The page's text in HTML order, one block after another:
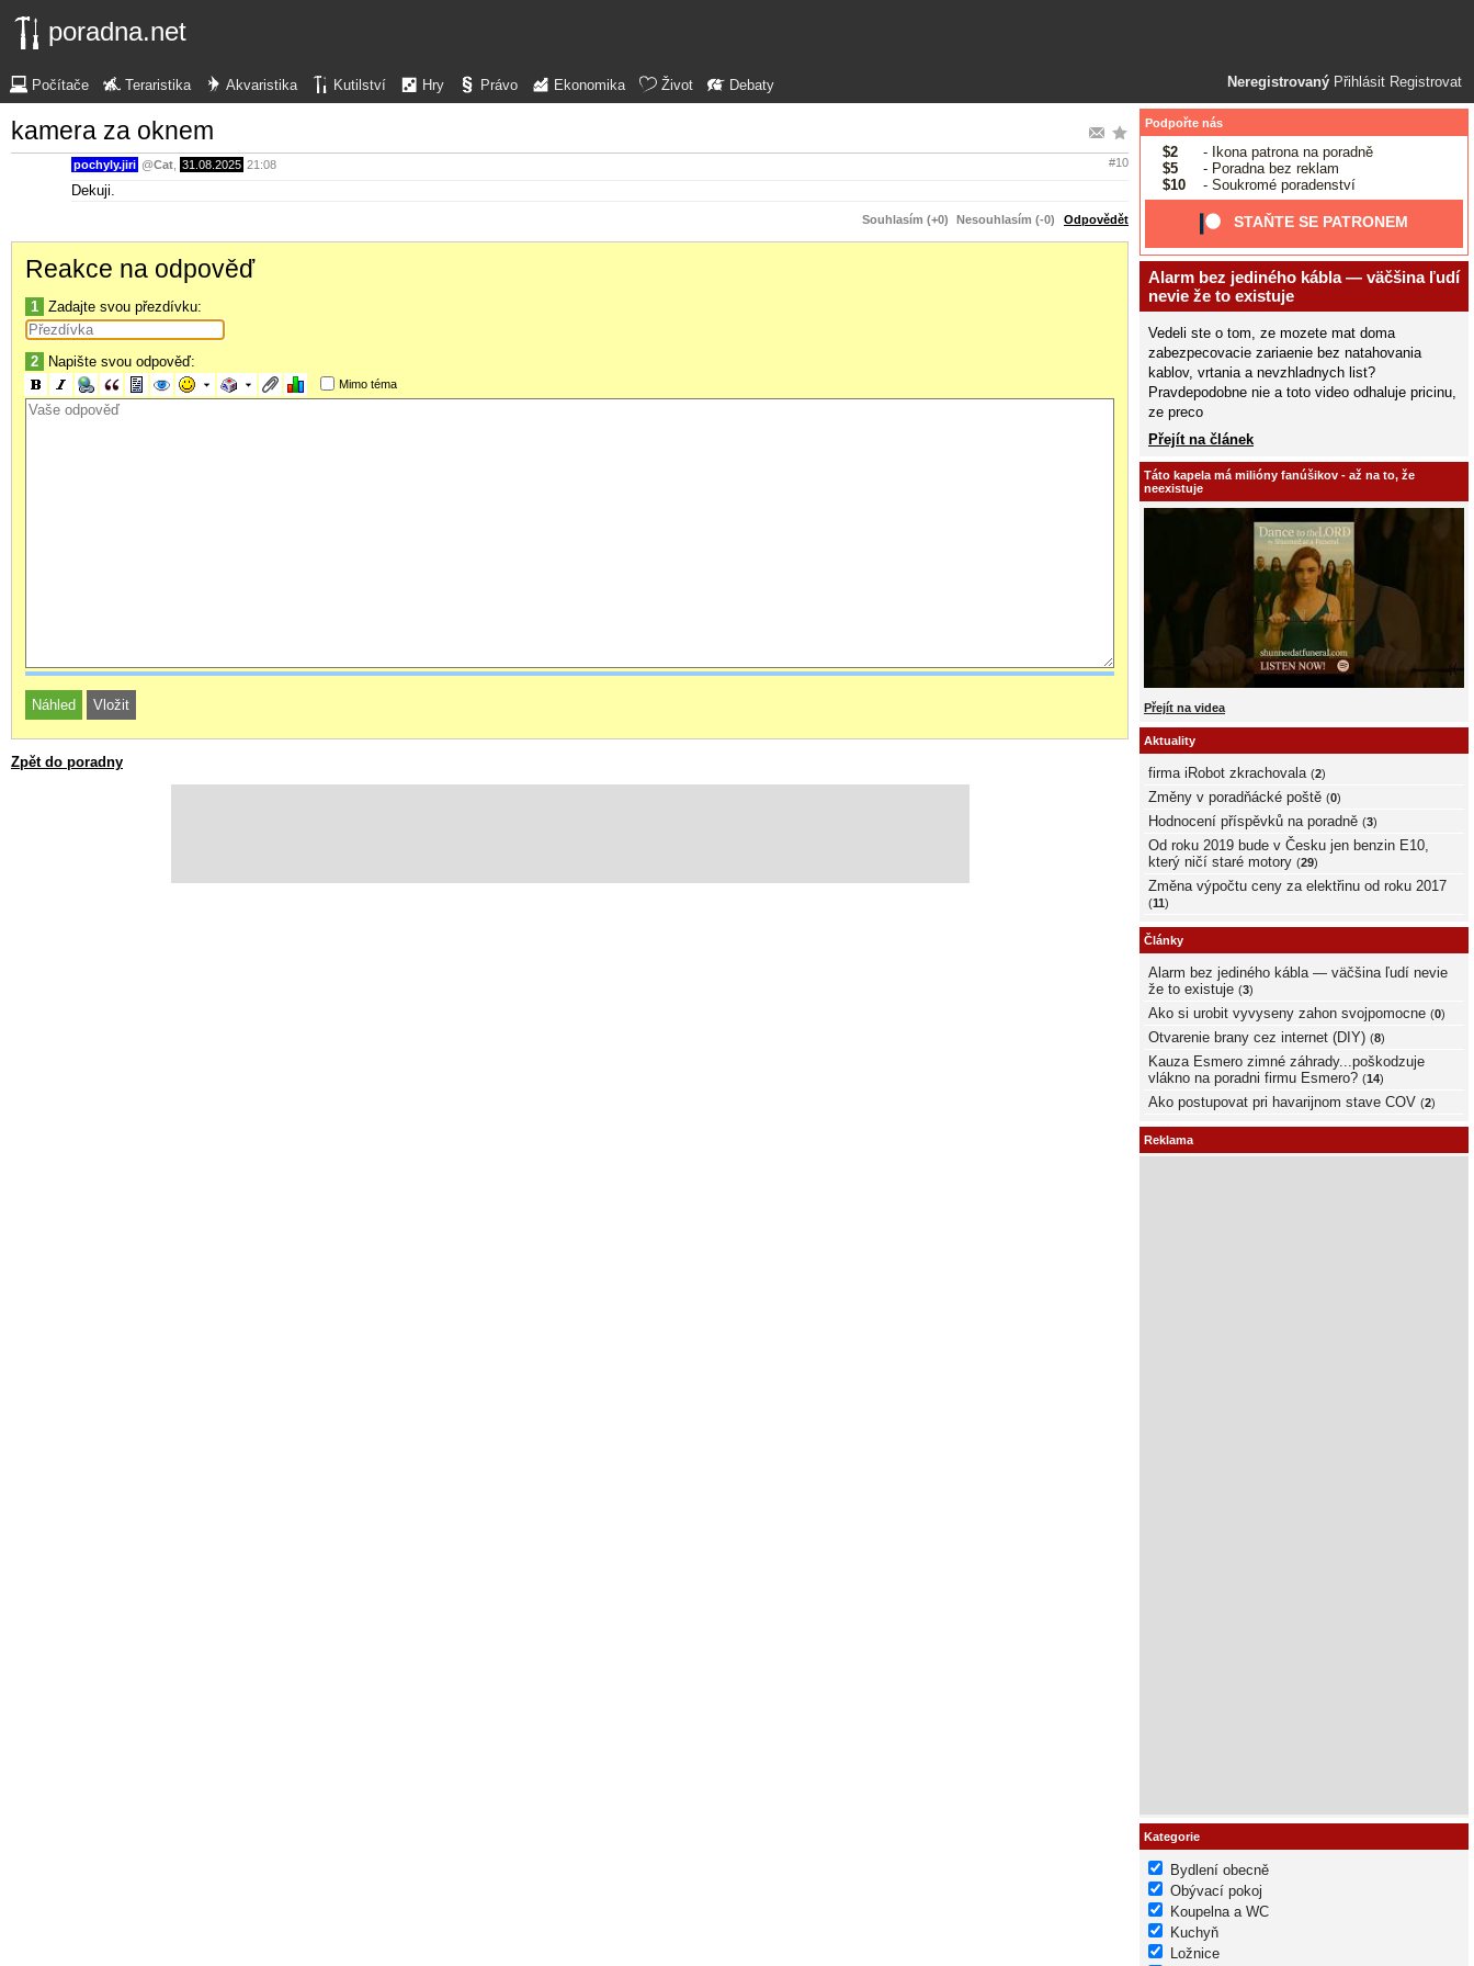
poradna.net
Neregistrovaný Přihlásit Registrovat
Počítače Teraristika Akvaristika Kutilství Hry Právo Ekonomika Život Debaty
kamera za oknem
pochyly.jiri @Cat 31.08.2025 21:08 #10
Dekuji.
Souhlasím (+0) Nesouhlasím (-0) Odpovědět
Reakce na odpověď
1 Zadajte svou přezdívku:
2 Napište svou odpověď:
Mimo téma
Zpět do poradny
Podpořte nás
$2
- Ikona patrona na poradně
$5
- Poradna bez reklam
$10
- Soukromé poradenství
STAŇTE SE PATRONEM
Alarm bez jediného kábla — väčšina ľudí
nevie že to existuje
Vedeli ste o tom, ze mozete mat doma
zabezpecovacie zariaenie bez natahovania
kablov, vrtania a nevzhladnych list?
Pravdepodobne nie a toto video odhaluje pricinu,
ze preco
Přejít na článek
Táto kapela má milióny fanúšikov - až na to, že
neexistuje
Přejít na videa
Aktuality
firma iRobot zkrachovala (2)
Změny v poradňácké poště (0)
Hodnocení příspěvků na poradně (3)
Od roku 2019 bude v Česku jen benzin E10,
který ničí staré motory (29)
Změna výpočtu ceny za elektřinu od roku 2017
(11)
Články
Alarm bez jediného kábla — väčšina ľudí nevie
že to existuje (3)
Ako si urobit vyvyseny zahon svojpomocne (0)
Otvarenie brany cez internet (DIY) (8)
Kauza Esmero zimné záhrady...poškodzuje
vlákno na poradni firmu Esmero? (14)
Ako postupovat pri havarijnom stave COV (2)
Reklama
Kategorie
Bydlení obecně
Obývací pokoj
Koupelna a WC
Kuchyň
Ložnice